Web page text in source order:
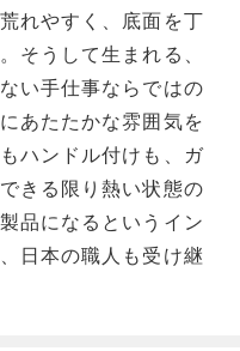
れやすく、底面を丁
そうして生まれる、
い手仕事ならではの
あたたかな雰囲気を
ハンドル付けも、ガ
きる限り熱い状態の
品になるというイン
日本の職人も受け継